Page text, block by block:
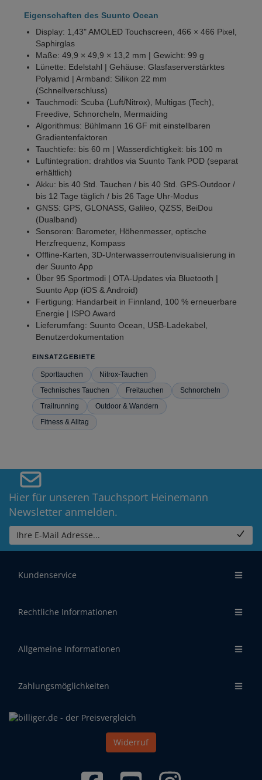
Eigenschaften des Suunto Ocean
Display: 1,43" AMOLED Touchscreen, 466 × 466 Pixel,
Saphirglas
Maße: 49,9 × 49,9 × 13,2 mm | Gewicht: 99 g
Lünette: Edelstahl | Gehäuse: Glasfaserverstärktes
Polyamid | Armband: Silikon 22 mm
(Schnellverschluss)
Tauchmodi: Scuba (Luft/Nitrox), Multigas (Tech),
Freedive, Schnorcheln, Mermaiding
Algorithmus: Bühlmann 16 GF mit einstellbaren
Gradientenfaktoren
Tauchtiefe: bis 60 m | Wasserdichtigkeit: bis 100 m
Luftintegration: drahtlos via Suunto Tank POD (separat
erhältlich)
Akku: bis 40 Std. Tauchen / bis 40 Std. GPS-Outdoor /
bis 12 Tage täglich / bis 26 Tage Uhr-Modus
GNSS: GPS, GLONASS, Galileo, QZSS, BeiDou
(Dualband)
Sensoren: Barometer, Höhenmesser, optische
Herzfrequenz, Kompass
Offline-Karten, 3D-Unterwasserroutenvisualisierung in
der Suunto App
Über 95 Sportmodi | OTA-Updates via Bluetooth |
Suunto App (iOS & Android)
Fertigung: Handarbeit in Finnland, 100 % erneuerbare
Energie | ISPO Award
Lieferumfang: Suunto Ocean, USB-Ladekabel,
Benutzerdokumentation
EINSATZGEBIETE
Sporttauchen
Nitrox-Tauchen
Technisches Tauchen
Freitauchen
Schnorcheln
Trailrunning
Outdoor & Wandern
Fitness & Alltag
Hier für unseren Tauchsport Heinemann
Newsletter anmelden.
Ihre E-Mail Adresse...
Kundenservice
Rechtliche Informationen
Allgemeine Informationen
Zahlungsmöglichkeiten
Widerruf